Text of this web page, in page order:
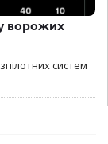
ворожих
систем